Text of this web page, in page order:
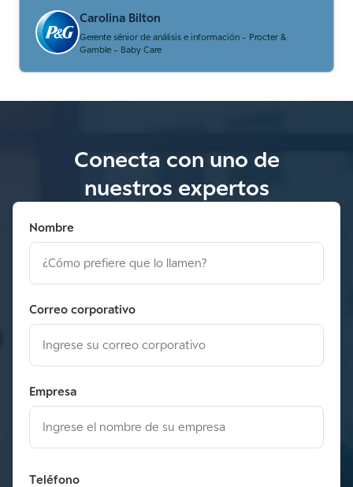
Carolina Bilton
Gerente sénior de análisis e información - Procter &
Gamble - Baby Care
Conecta con uno de
nuestros expertos
Nombre
Correo corporativo
Empresa
Teléfono